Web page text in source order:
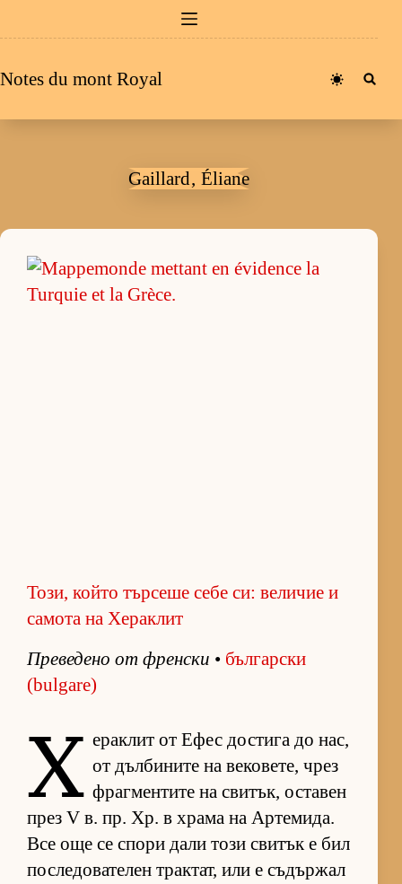
au
Notes du mont Royal
Gaillard‚ Éliane
Този, който търсеше себе си: величие и
самота на Хераклит
Пре­ве­дено от френ­ски • бъл­гар­ски
(bulgare)
Х е­рак­лит от Ефес дос­тига до нас,
от дъл­би­ните на ве­ко­ве­те, чрез
фраг­мен­тите на сви­тък, ос­та­вен
през V в. пр. Хр. в храма на Ар­те­ми­да.
Все още се спори дали този сви­тък е бил
пос­ле­до­ва­те­лен трак­тат, или е съ­дър­жал